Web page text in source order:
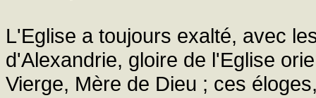
L'Eglise a toujours exalté, avec
d'Alexandrie, gloire de l'Eglise
Vierge, Mère de Dieu ; ces